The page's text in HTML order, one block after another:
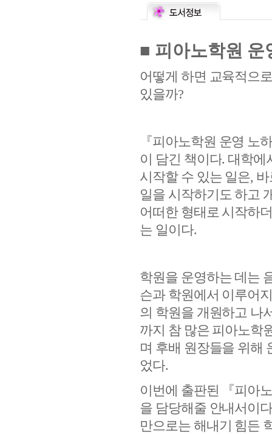
■ 피아노학원 운
어떻게 하면 교육적으
있을까?
『피아노학원 운영 노
이 담긴 책이다. 대학에
시작할 수 있는 일은,
일을 시작하기도 하고
어떠한 형태로 시작하
는 일이다.
학원을 운영하는 데는
슨과 학원에서 이루어
의 학원을 개원하고 나
까지 참 많은 피아노학
며 후배 원장들을 위해
었다.
이번에 출판된
『피아
을 담당해줄 안내서이
만으로는 해내기 힘든